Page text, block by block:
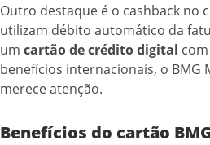
Outro destaque é o cashback no
utilizam débito automático da
um cartão de crédito digital
benefícios internacionais, o BMG
merece atenção.
Benefícios do cartão